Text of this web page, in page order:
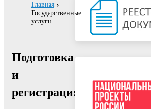
Главная
Государственные
услуги
Подготовка
и
регистрация